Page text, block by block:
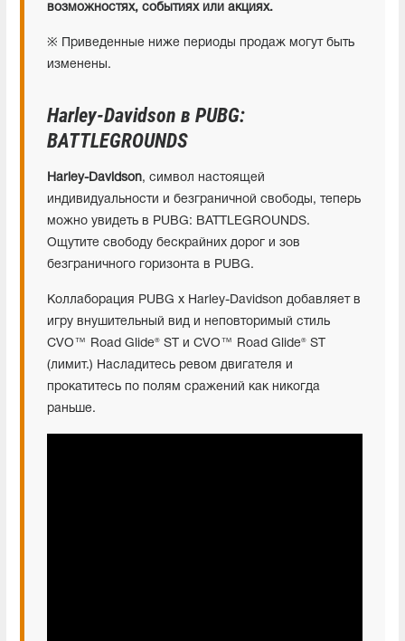
возможностях, событиях или акциях.
※ Приведенные ниже периоды продаж могут быть
изменены.
Harley-Davidson в PUBG:
BATTLEGROUNDS
Harley-Davidson, символ настоящей
индивидуальности и безграничной свободы, теперь
можно увидеть в PUBG: BATTLEGROUNDS.
Ощутите свободу бескрайних дорог и зов
безграничного горизонта в PUBG.
Коллаборация PUBG x Harley-Davidson добавляет в
игру внушительный вид и неповторимый стиль
CVO™ Road Glide® ST и CVO™ Road Glide® ST
(лимит.) Насладитесь ревом двигателя и
прокатитесь по полям сражений как никогда
раньше.